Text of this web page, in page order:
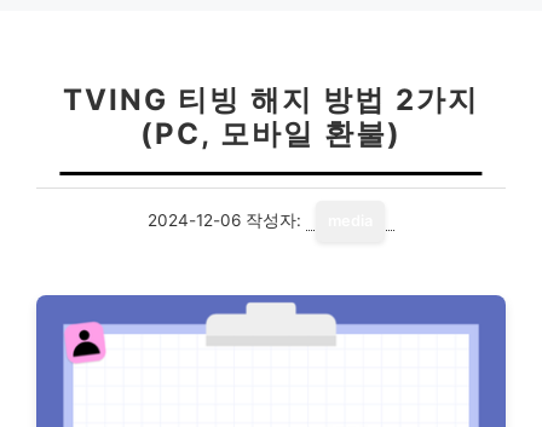
TVING 티빙 해지 방법 2가지
(PC, 모바일 환불)
2024-12-06 작성자: